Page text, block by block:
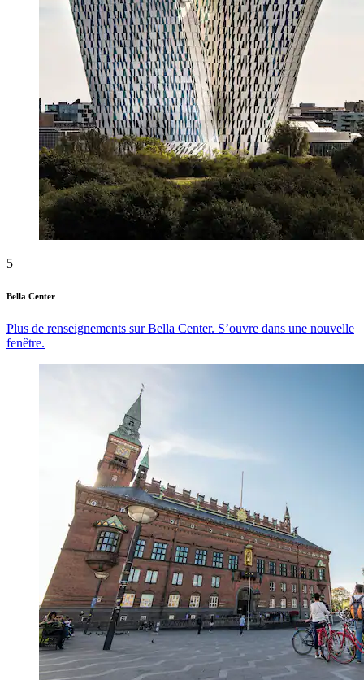
5
Bella Center
Plus de renseignements sur Bella Center. S’ouvre dans une nouvelle
fenêtre.